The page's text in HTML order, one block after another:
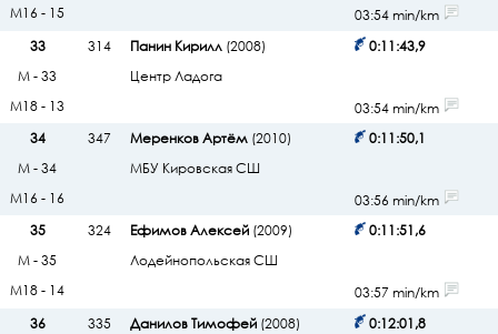
М16 - 15
03:54 min/km
33
314 Панин Кирилл(2008)
Центр Ладога
0:11:43,9
М - 33
М18 - 13
03:54 min/km
34
347 Меренков Артём(2010)
МБУ Кировская СШ
0:11:50,1
М - 34
М16 - 16
03:56 min/km
35
324 Ефимов Алексей(2009)
Лодейнопольская СШ
0:11:51,6
М - 35
М18 - 14
03:57 min/km
36
335 Данилов Тимофей(2008)
0:12:01,8